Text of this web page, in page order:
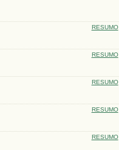
RESUMO
RESUMO
RESUMO
RESUMO
RESUMO